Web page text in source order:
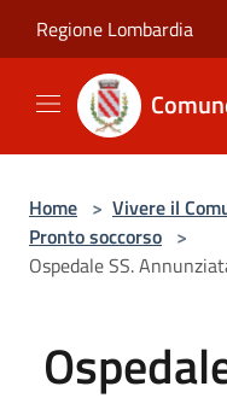
Regione Lombardia
Home > Vivere il
Pronto soccorso >
Ospedale SS.